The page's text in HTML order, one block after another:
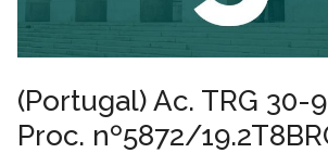
(Portugal) Ac. TRG 30-
Proc. nº5872/